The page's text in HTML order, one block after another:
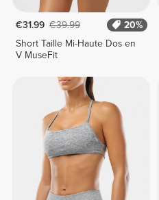
€31.99 €39.99
20%
Short Taille Mi-Haute Dos en
V MuseFit